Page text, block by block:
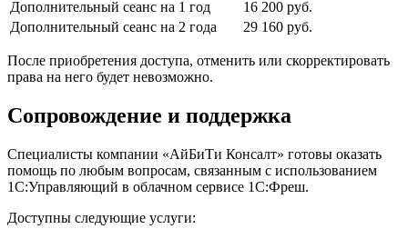
Дополнительный сеанс на 1 год
16 200 руб.
Дополнительный сеанс на 2 года
29 160 руб.
После приобретения доступа, отменить или скорректировать
права на него будет невозможно.
Сопровождение и поддержка
Специалисты компании «АйБиТи Консалт» готовы оказать
помощь по любым вопросам, связанным с использованием
1C:Управляющий в облачном сервисе 1С:Фреш.
Доступны следующие услуги: